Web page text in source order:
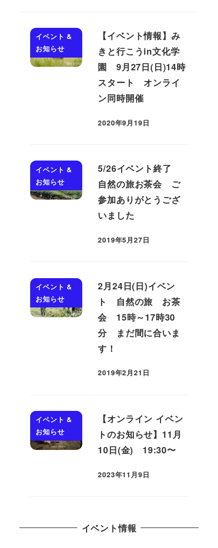
イベント &
お知らせ
【イベント情報】み
きと行こうin文化学
園 9月27日(日)14時
スタート オンライ
ン同時開催
投稿日
2020年9月19日
イベント &
お知らせ
5/26イベント終了
自然の旅お茶会 ご
参加ありがとうござ
いました
投稿日
2019年5月27日
イベント &
お知らせ
2月24日(日)イベン
ト 自然の旅 お茶
会 15時～17時30
分 まだ間に合いま
す！
投稿日
2019年2月21日
イベント &
お知らせ
【オンライン イベン
トのお知らせ】11月
10日(金) 19:30〜
投稿日
2023年11月9日
イベント情報